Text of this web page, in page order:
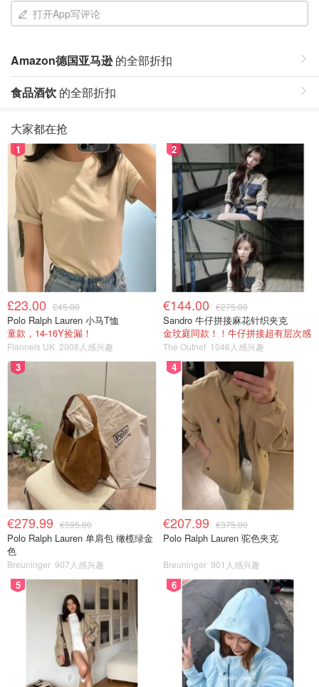
打开App写评论
Amazon德国亚马逊的全部折扣
食品酒饮 的全部折扣
大家都在抢
1
£23.00 £45.00
Polo Ralph Lauren 小马T恤
童款，14-16Y捡漏！
Flannels UK 2008人感兴趣
2
€144.00 €275.00
Sandro 牛仔拼接麻花针织夹克
金玟庭同款！！牛仔拼接超有层次感
The Outnet 1046人感兴趣
3
€279.99 €595.00
Polo Ralph Lauren 单肩包 橄榄绿金
色
Breuninger 907人感兴趣
4
€207.99 €375.00
Polo Ralph Lauren 驼色夹克
Breuninger 901人感兴趣
5 6